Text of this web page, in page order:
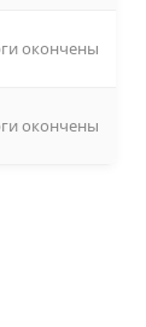
окончены
окончены